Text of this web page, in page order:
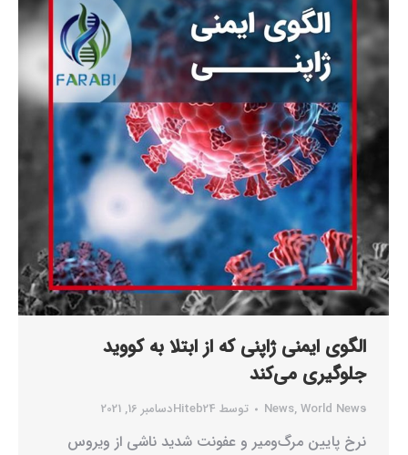
الگوی ایمنی ژاپنی که از ابتلا به کووید
جلوگیری می‌کند
News,World News توسط Hiteb24دسامبر 16, 2021
نرخ پایین مرگ‌ومیر و عفونت شدید ناشی از ویروس